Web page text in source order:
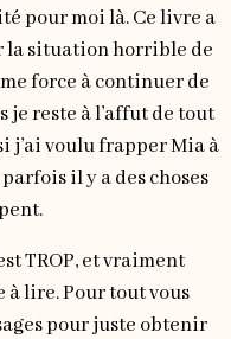
pour moi là. Ce livre a
la situation horrible de
force à continuer de
je reste à l’affut de tout
j’ai voulu frapper Mia à
il y a des choses
TROP, et vraiment
lire. Pour tout vous
pour juste obtenir